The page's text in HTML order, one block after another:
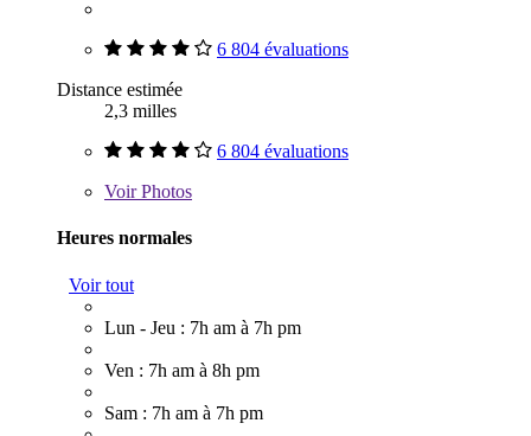
6 804 évaluations
Distance estimée
2,3 milles
6 804 évaluations
VoirPhotos
Heures normales
Voir tout
Lun - Jeu : 7h am à 7h pm
Ven : 7h am à 8h pm
Sam : 7h am à 7h pm